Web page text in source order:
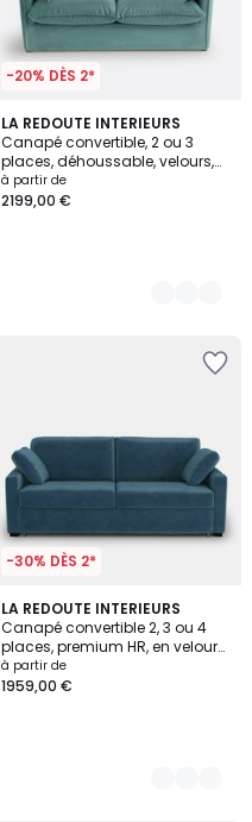
-20% DÈS 2*
LA REDOUTE INTERIEURS
Canapé convertible, 2 ou 3
places, déhoussable, velours,
ODNA
à partir de
2199,00 €
3
Couleurs
-30% DÈS 2*
LA REDOUTE INTERIEURS
Canapé convertible 2, 3 ou 4
places, premium HR, en velours,
TIMOR
à partir de
1959,00 €
7
Couleurs